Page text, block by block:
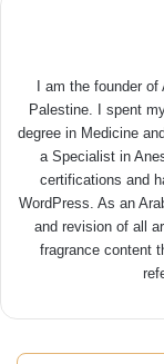
I am the founder
Palestine. I spent
degree in Medicine
a Specialist in
certifications and
WordPress. As an
and revision of all
fragrance content